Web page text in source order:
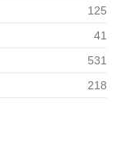
125
41
531
218